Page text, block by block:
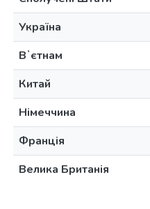
Україна
Вʼєтнам
Китай
Німеччина
Франція
Велика Британія